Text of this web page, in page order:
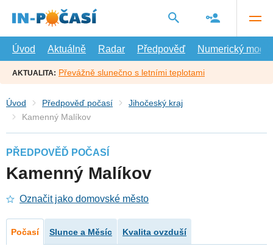
hlavní
Úvod
Aktuálně Radar Předpověď Numerický model
AKTUALITA: Převážně slunečno s letními teplotami
Úvod Předpověď počasí
Jihočeský kraj
Kamenný Malíkov
PŘEDPOVĚĎ POČASÍ
Kamenný Malíkov
Označit jako domovské město
Počasí Slunce a Měsíc Kvalita ovzduší